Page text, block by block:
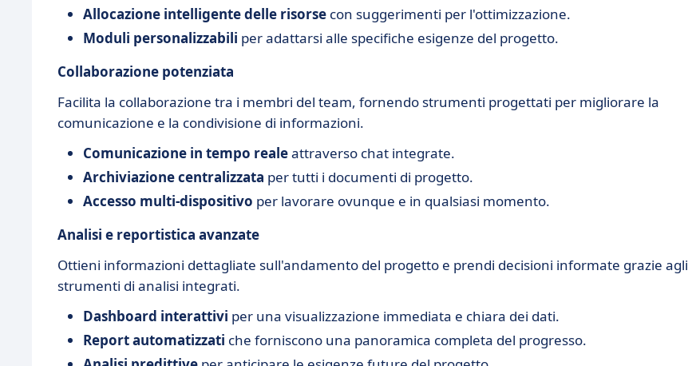
Allocazione intelligente delle risorse con suggerimenti per l'ottimizzazione.
Moduli personalizzabili per adattarsi alle specifiche esigenze del progetto.
Collaborazione potenziata
Facilita la collaborazione tra i membri del team, fornendo strumenti progettati per migliorare la
comunicazione e la condivisione di informazioni.
Comunicazione in tempo realeattraverso chat integrate.
Archiviazione centralizzata per tutti i documenti di progetto.
Accesso multi-dispositivo per lavorare ovunque e in qualsiasi momento.
Analisi e reportistica avanzate
Ottieni informazioni dettagliate sull'andamento del progetto e prendi decisioni informate grazie agli
strumenti di analisi integrati.
Dashboard interattivi per una visualizzazione immediata e chiara dei dati.
Report automatizzati che forniscono una panoramica completa del progresso.